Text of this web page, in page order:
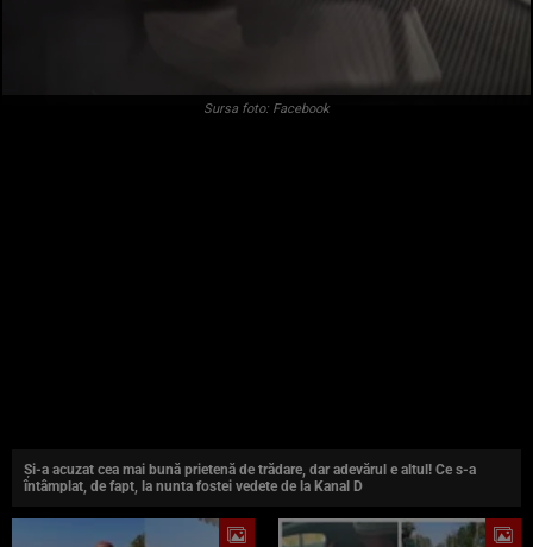
Sursa foto: Facebook
Și-a acuzat cea mai bună prietenă de trădare, dar adevărul e altul! Ce s-a
întâmplat, de fapt, la nunta fostei vedete de la Kanal D